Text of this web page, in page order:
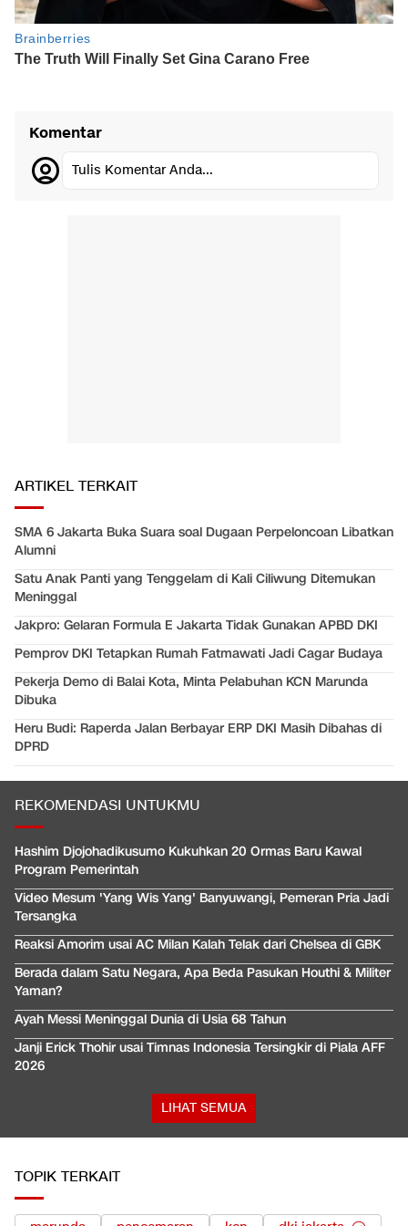
Komentar
Tulis Komentar Anda...
ARTIKEL TERKAIT
SMA 6 Jakarta Buka Suara soal Dugaan Perpeloncoan Libatkan
Alumni
Satu Anak Panti yang Tenggelam di Kali Ciliwung Ditemukan
Meninggal
Jakpro: Gelaran Formula E Jakarta Tidak Gunakan APBD DKI
Pemprov DKI Tetapkan Rumah Fatmawati Jadi Cagar Budaya
Pekerja Demo di Balai Kota, Minta Pelabuhan KCN Marunda
Dibuka
Heru Budi: Raperda Jalan Berbayar ERP DKI Masih Dibahas di
DPRD
REKOMENDASI UNTUKMU
Hashim Djojohadikusumo Kukuhkan 20 Ormas Baru Kawal
Program Pemerintah
Video Mesum 'Yang Wis Yang' Banyuwangi, Pemeran Pria Jadi
Tersangka
Reaksi Amorim usai AC Milan Kalah Telak dari Chelsea di GBK
Berada dalam Satu Negara, Apa Beda Pasukan Houthi & Militer
Yaman?
Ayah Messi Meninggal Dunia di Usia 68 Tahun
Janji Erick Thohir usai Timnas Indonesia Tersingkir di Piala AFF
2026
LIHAT SEMUA
TOPIK TERKAIT